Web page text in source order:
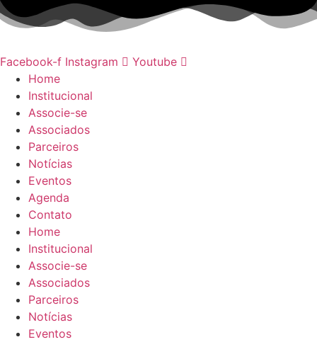
Ir
para
conteúdo
Facebook-f Instagram
Youtube
Home
Institucional
Associe-se
Associados
Parceiros
Notícias
Eventos
Agenda
Contato
Home
Institucional
Associe-se
Associados
Parceiros
Notícias
Eventos